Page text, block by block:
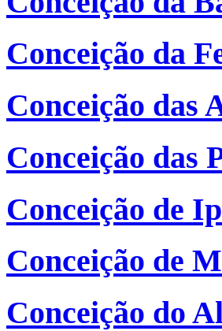
Conceição da
Conceição das
Conceição das
Conceição de
Conceição de
Conceição do